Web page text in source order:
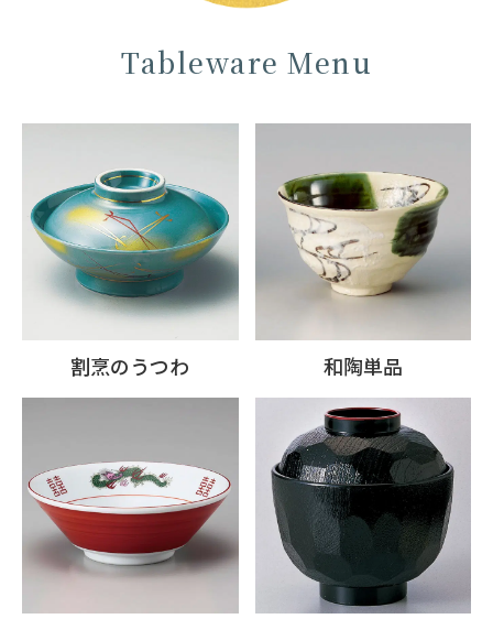
Tableware Menu
割烹のうつわ 和陶単品